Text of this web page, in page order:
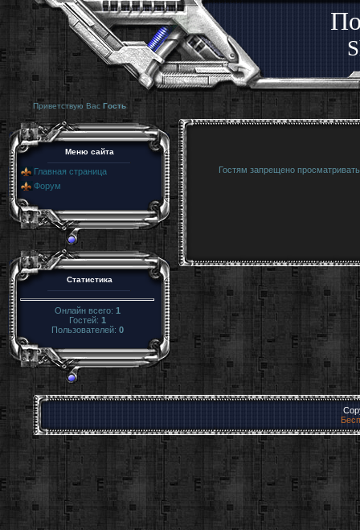
Приветствую Вас Гость
Меню сайта
Главная страница
Форум
Статистика
Онлайн всего: 1
Гостей: 1
Пользователей: 0
Гостям запрещено